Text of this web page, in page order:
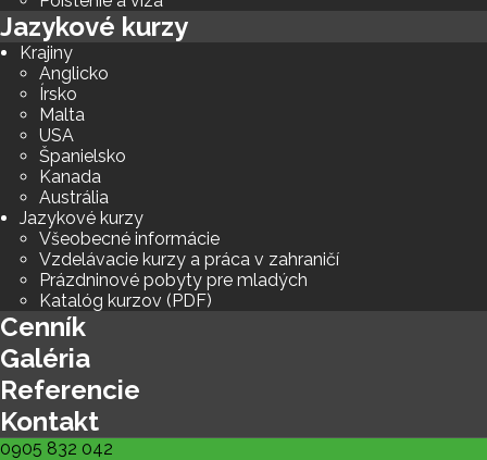
Jazykové kurzy
Krajiny
Anglicko
Írsko
Malta
USA
Španielsko
Kanada
Austrália
Jazykové kurzy
Všeobecné informácie
Vzdelávacie kurzy a práca v zahraničí
Prázdninové pobyty pre mladých
Katalóg kurzov (PDF)
Cenník
Galéria
Referencie
Kontakt
0905 832 042